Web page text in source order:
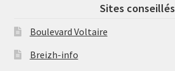
Sites conseillés
Boulevard Voltaire
Breizh-info